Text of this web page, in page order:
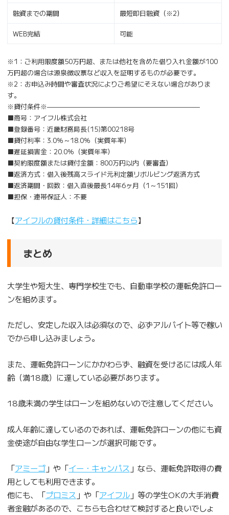
融資までの期間 最短即日融資（※2）
WEB完結 可能
※1：ご利用限度額50万円超、または他社を含めた借り入れ金額が100
万円超の場合は源泉徴収票など収入を証明するものが必要です。
※2：お申込み時間や審査状況によりご希望にそえない場合がありま
す。
※貸付条件※———————————————————————
■商号：アイフル株式会社
■登録番号：近畿財務局長(15)第00218号
■貸付利率：3.0％～18.0％（実質年率）
■遅延損害金：20.0％（実質年率）
■契約限度額または貸付金額：800万円以内（要審査）
■返済方式：借入後残高スライド元利定額リボルビング返済方式
■返済期間・回数：借入直後最長14年6ヶ月（1～151回）
■担保・連帯保証人：不要
【アイフルの貸付条件・詳細はこちら】
まとめ
大学生や短大生、専門学校生でも、自動車学校の運転免許ロー
ンを組めます。
ただし、安定した収入は必須なので、必ずアルバイト等で稼い
でから申し込みましょう。
また、運転免許ローンにかかわらず、融資を受けるには成人年
齢（満18歳）に達している必要があります。
18歳未満の学生はローンを組めないので注意してください。
成人年齢に達しているのであれば、運転免許ローンの他にも資
金使途が自由な学生ローンが選択可能です。
「アミーゴ」や「イー・キャンパス 」なら、運転免許取得の費
用としても利用できます。
他にも、「プロミス 」や「アイフル」等の学生OKの大手消費
者金融があるので、こちらも合わせて検討すると良いでしょ